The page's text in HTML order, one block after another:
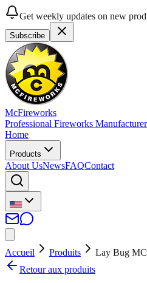
Get weekly updates on new
Subscribe
McFireworks
Professional Fireworks Manufacturer
Home
Products
About UsNewsFAQContact
Accueil Produits
Lay Bug
Retour aux produits